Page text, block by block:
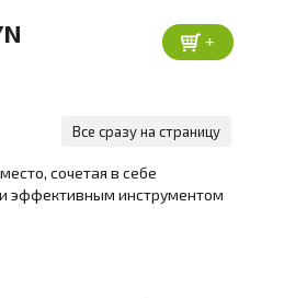
+
Все сразу на страницу
сочетая в себе
и эффективным инструментом